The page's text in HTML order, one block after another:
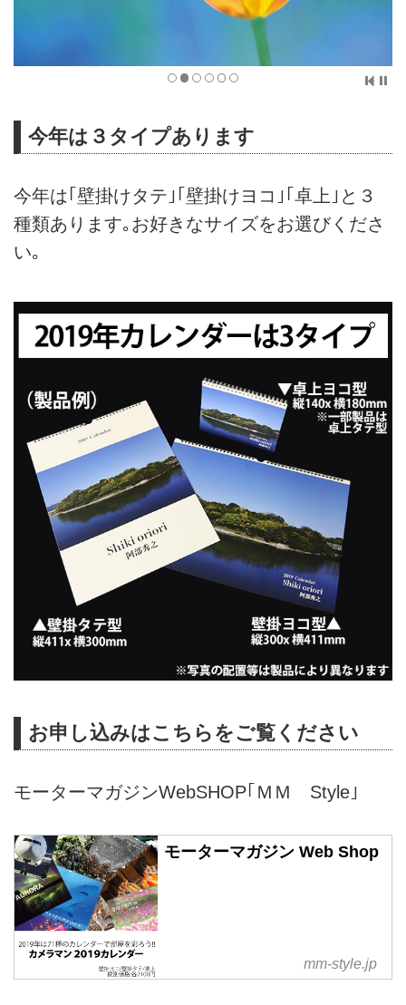
今年は３タイプあります
今年は｢壁掛けタテ｣｢壁掛けヨコ｣｢卓上｣と３
種類あります｡お好きなサイズをお選びくださ
い｡
お申し込みはこちらをご覧ください
モーターマガジンWebSHOP｢ＭＭ Style｣
モーターマガジン Web Shop
mm-style.jp